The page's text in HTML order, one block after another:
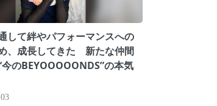
して絆やパフォーマンスへの
、成長してきた 新たな仲間
のBEYOOOOONDS”の本気